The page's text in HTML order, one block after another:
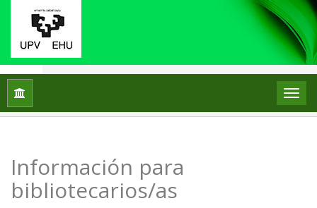
Inicio
Información para
bibliotecarios/as